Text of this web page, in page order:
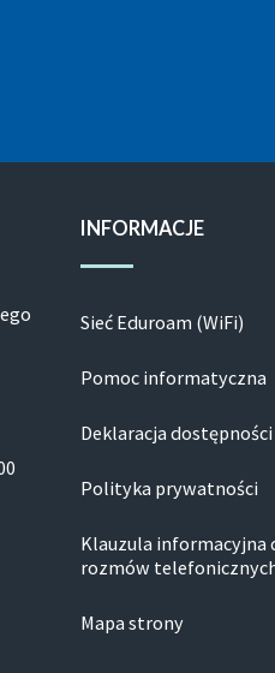
INFORMACJE
Sieć Eduroam (WiFi)
Pomoc informatyczna
Deklaracja dostępności
Polityka prywatności
Klauzula informacyjna
rozmów
Mapa strony